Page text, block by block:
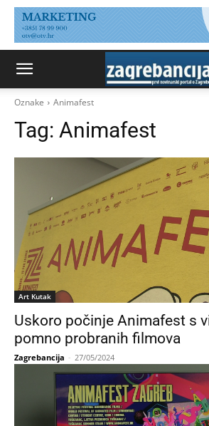
Oznake Animafest
Tag: Animafest
Art Kutak
Uskoro počinje Animafest s
pomno probranih filmova
Zagrebancija - 27/05/2024